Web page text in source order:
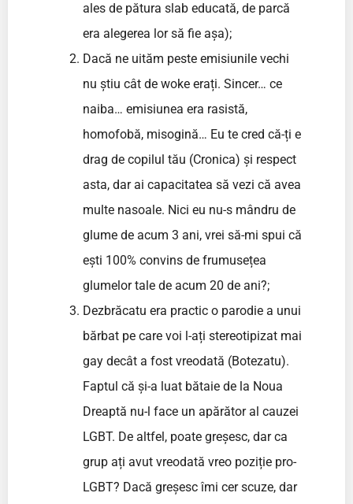
ales de pătura slab educată, de parcă
era alegerea lor să fie așa);
Dacă ne uităm peste emisiunile vechi
nu știu cât de woke erați. Sincer… ce
naiba… emisiunea era rasistă,
homofobă, misogină… Eu te cred că-ți e
drag de copilul tău (Cronica) și respect
asta, dar ai capacitatea să vezi că avea
multe nasoale. Nici eu nu-s mândru de
glume de acum 3 ani, vrei să-mi spui că
ești 100% convins de frumusețea
glumelor tale de acum 20 de ani?;
Dezbrăcatu era practic o parodie a unui
bărbat pe care voi l-ați stereotipizat mai
gay decât a fost vreodată (Botezatu).
Faptul că și-a luat bătaie de la Noua
Dreaptă nu-l face un apărător al cauzei
LGBT. De altfel, poate greșesc, dar ca
grup ați avut vreodată vreo poziție pro-
LGBT? Dacă greșesc îmi cer scuze, dar